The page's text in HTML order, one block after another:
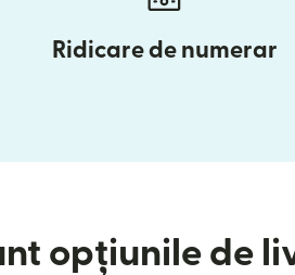
Ridicare de numerar
opțiunile de